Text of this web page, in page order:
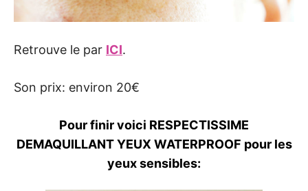
Retrouve le par ICI.
Son prix: environ 20€
Pour finir voici RESPECTISSIME
DEMAQUILLANT YEUX WATERPROOF pour les
yeux sensibles: